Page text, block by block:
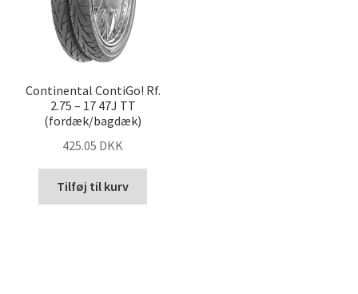
Continental ContiGo! Rf.
2.75 – 17 47J TT
(fordæk/bagdæk)
425.05 DKK
Tilføj til kurv